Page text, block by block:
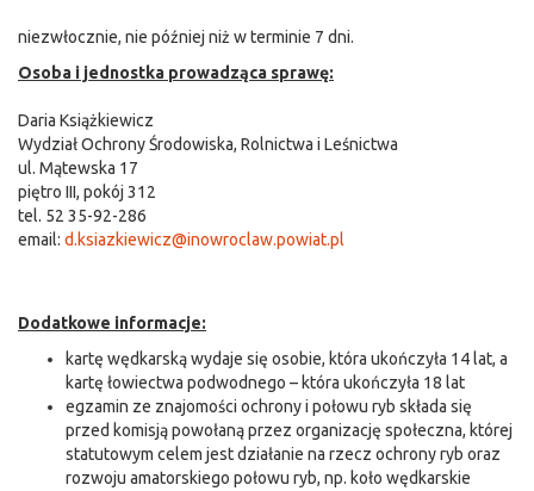
niezwłocznie, nie później niż w terminie 7 dni.
Osoba i jednostka prowadząca sprawę:
Daria Książkiewicz
Wydział Ochrony Środowiska, Rolnictwa i Leśnictwa
ul. Mątewska 17
piętro III, pokój 312
tel. 52 35-92-286
email: d.ksiazkiewicz@inowroclaw.powiat.pl
Dodatkowe informacje:
kartę wędkarską wydaje się osobie, która ukończyła 14 lat, a
kartę łowiectwa podwodnego – która ukończyła 18 lat
egzamin ze znajomości ochrony i połowu ryb składa się
przed komisją powołaną przez organizację społeczna, której
statutowym celem jest działanie na rzecz ochrony ryb oraz
rozwoju amatorskiego połowu ryb, np. koło wędkarskie